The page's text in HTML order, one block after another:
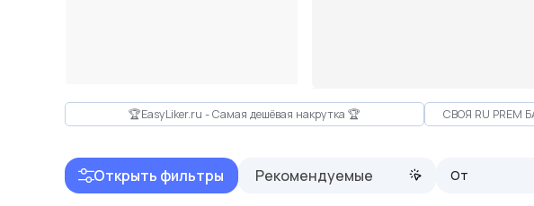
🏆EasyLiker.ru - Самая дешёвая накрутка 🏆
Открыть фильтры Рекомендуемые От